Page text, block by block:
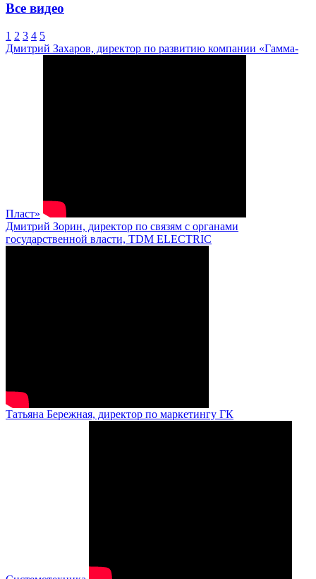
Все видео
1 2 3 4 5
Дмитрий Захаров, директор по развитию компании «Гамма-
Пласт»
Дмитрий Зорин, директор по связям с органами
государственной власти, TDM ELECTRIC
Татьяна Бережная, директор по маркетингу ГК